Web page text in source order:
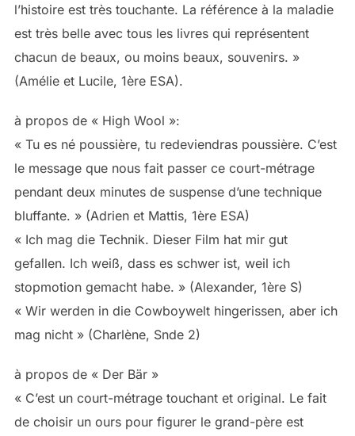
l’histoire est très touchante. La référence à la maladie
est très belle avec tous les livres qui représentent
chacun de beaux, ou moins beaux, souvenirs. »
(Amélie et Lucile, 1ère ESA).
à propos de « High Wool »:
« Tu es né poussière, tu redeviendras poussière. C’est
le message que nous fait passer ce court-métrage
pendant deux minutes de suspense d’une technique
bluffante. » (Adrien et Mattis, 1ère ESA)
« Ich mag die Technik. Dieser Film hat mir gut
gefallen. Ich weiß, dass es schwer ist, weil ich
stopmotion gemacht habe. » (Alexander, 1ère S)
« Wir werden in die Cowboywelt hingerissen, aber ich
mag nicht » (Charlène, Snde 2)
à propos de « Der Bär »
« C’est un court-métrage touchant et original. Le fait
de choisir un ours pour figurer le grand-père est